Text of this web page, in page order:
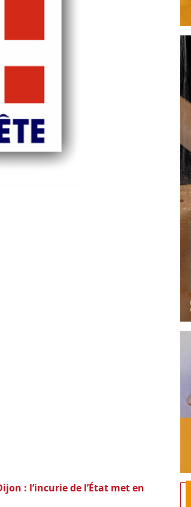
: l’incurie de l’État met en